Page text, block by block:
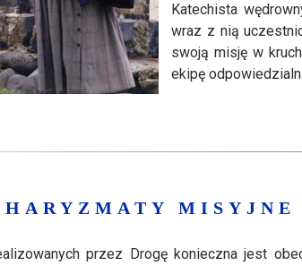
Katechista
wraz z nią
swoją misję w
ekipę
przez Drogę konieczna jest